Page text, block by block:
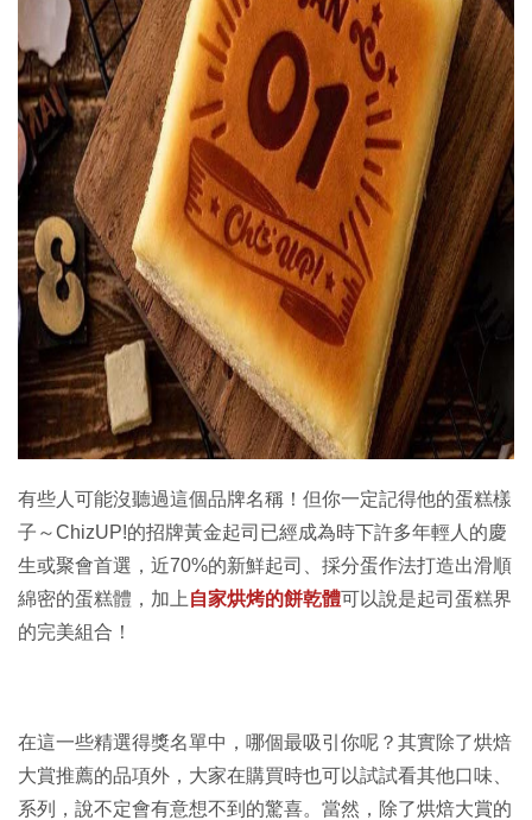
有些人可能沒聽過這個品牌名稱！但你一定記得他的蛋糕樣
子～ChizUP!的招牌黃金起司已經成為時下許多年輕人的慶
生或聚會首選，近70%的新鮮起司、採分蛋作法打造出滑順
綿密的蛋糕體，加上 自家烘烤的餅乾體可以說是起司蛋糕界
的完美組合！
在這一些精選得獎名單中，哪個最吸引你呢？其實除了烘焙
大賞推薦的品項外，大家在購買時也可以試試看其他口味、
系列，說不定會有意想不到的驚喜。當然，除了烘焙大賞的